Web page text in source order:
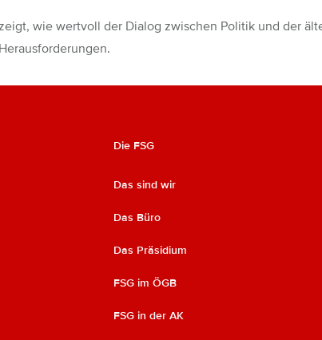
wie wertvoll der Dialog zwischen Politik und der
Die FSG
Das sind wir
Das Büro
Das Präsidium
FSG im ÖGB
FSG in der AK